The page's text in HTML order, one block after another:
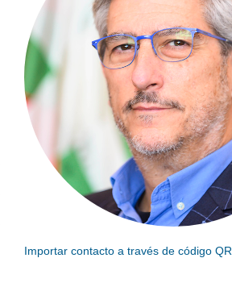
Importar contacto a través de código QR